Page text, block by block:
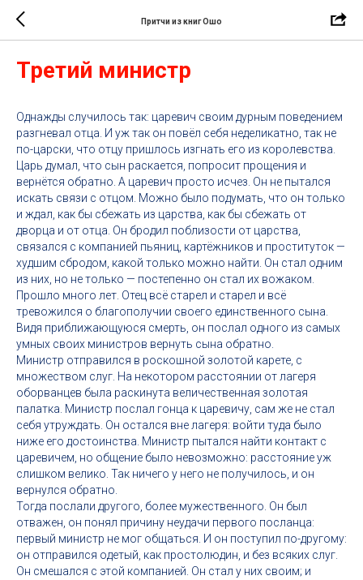
Притчи из книг Ошо
Третий министр
Однажды случилось так: царевич своим дурным поведением
разгневал отца. И уж так он повёл себя неделикатно, так не
по-царски, что отцу пришлось изгнать его из королевства.
Царь думал, что сын раскается, попросит прощения и
вернётся обратно. А царевич просто исчез. Он не пытался
искать связи с отцом. Можно было подумать, что он только
и ждал, как бы сбежать из царства, как бы сбежать от
дворца и от отца. Он бродил поблизости от царства,
связался с компанией пьяниц, картёжников и проституток —
худшим сбродом, какой только можно найти. Он стал одним
из них, но не только — постепенно он стал их вожаком.
Прошло много лет. Отец всё старел и старел и всё
тревожился о благополучии своего единственного сына.
Видя приближающуюся смерть, он послал одного из самых
умных своих министров вернуть сына обратно.
Министр отправился в роскошной золотой карете, с
множеством слуг. На некотором расстоянии от лагеря
оборванцев была раскинута величественная золотая
палатка. Министр послал гонца к царевичу, сам же не стал
себя утруждать. Он остался вне лагеря: войти туда было
ниже его достоинства. Министр пытался найти контакт с
царевичем, но общение было невозможно: расстояние уж
слишком велико. Так ничего у него не получилось, и он
вернулся обратно.
Тогда послали другого, более мужественного. Он был
отважен, он понял причину неудачи первого посланца:
первый министр не мог общаться. И он поступил по-другому:
он отправился одетый, как простолюдин, и без всяких слуг.
Он смешался с этой компанией. Он стал у них своим; и